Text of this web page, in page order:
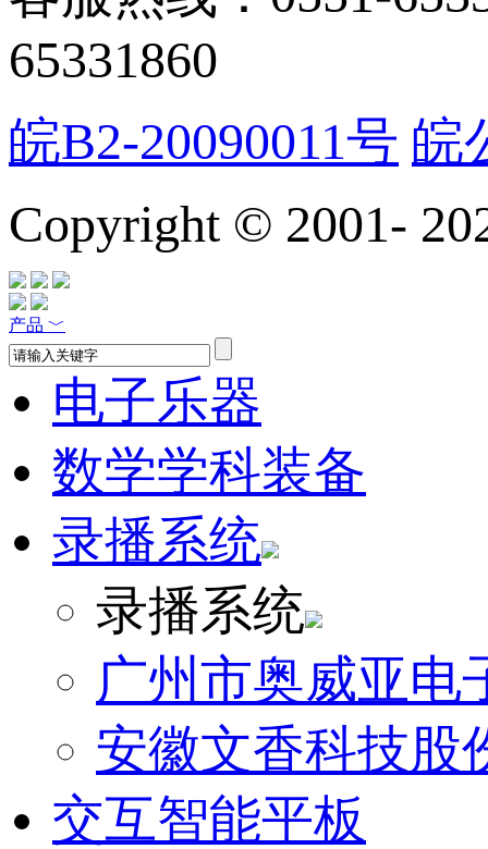
65331860
皖B2-20090011号 皖
Copyright © 2001-
产品 ﹀
电子乐器
数学学科装备
录播系统
录播系统
广州市奥威亚电
安徽文香科技股
交互智能平板